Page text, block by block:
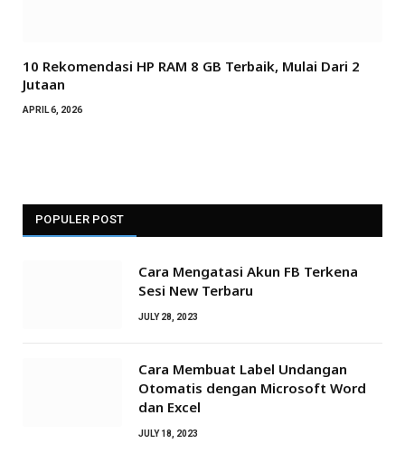
10 Rekomendasi HP RAM 8 GB Terbaik, Mulai Dari 2
Jutaan
APRIL 6, 2026
POPULER POST
Cara Mengatasi Akun FB Terkena
Sesi New Terbaru
JULY 28, 2023
Cara Membuat Label Undangan
Otomatis dengan Microsoft Word
dan Excel
JULY 18, 2023